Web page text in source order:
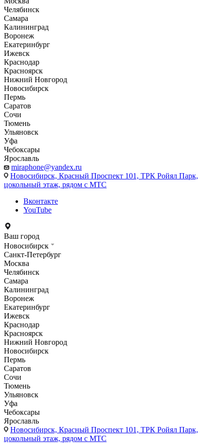
Челябинск
Самара
Калининград
Воронеж
Екатеринбург
Ижевск
Краснодар
Красноярск
Нижний Новгород
Новосибирск
Пермь
Саратов
Сочи
Тюмень
Ульяновск
Уфа
Чебоксары
Ярославль
miraphone@yandex.ru
Новосибирск, Красный Проспект 101, ТРК Ройял Парк,
цокольный этаж, рядом с МТС
Вконтакте
YouTube
Ваш город
Новосибирск
Санкт-Петербург
Москва
Челябинск
Самара
Калининград
Воронеж
Екатеринбург
Ижевск
Краснодар
Красноярск
Нижний Новгород
Новосибирск
Пермь
Саратов
Сочи
Тюмень
Ульяновск
Уфа
Чебоксары
Ярославль
Новосибирск, Красный Проспект 101, ТРК Ройял Парк,
цокольный этаж, рядом с МТС